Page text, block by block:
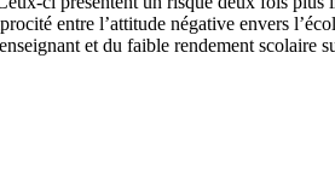
entre l’attitude négative envers
et du faible rendement scolaire